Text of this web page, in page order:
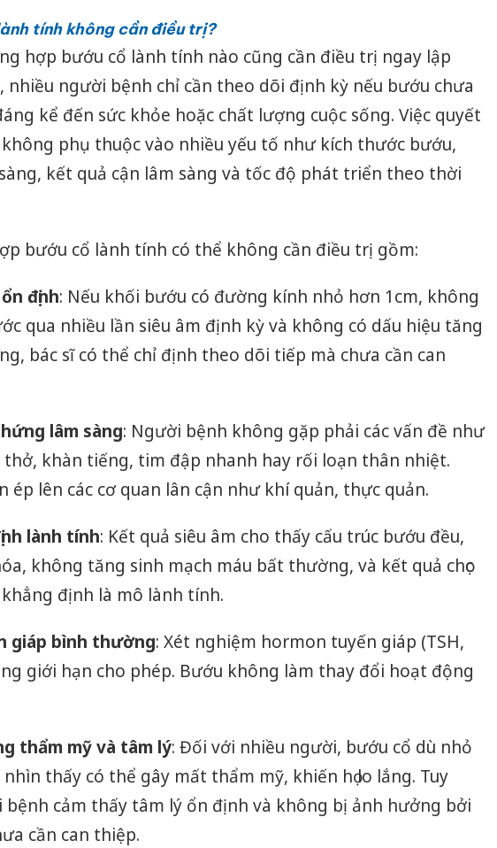
tính không cần điều trị?
hợp bướu cổ lành tính nào cũng cần điều trị ngay lập
nhiều người bệnh chỉ cần theo dõi định kỳ nếu bướu chưa
kể đến sức khỏe hoặc chất lượng cuộc sống. Việc quyết
phụ thuộc vào nhiều yếu tố như kích thước bướu,
kết quả cận lâm sàng và tốc độ phát triển theo thời
bướu cổ lành tính có thể không cần điều trị gồm:
định: Nếu khối bướu có đường kính nhỏ hơn 1cm, không
qua nhiều lần siêu âm định kỳ và không có dấu hiệu tăng
bác sĩ có thể chỉ định theo dõi tiếp mà chưa cần can
lâm sàng: Người bệnh không gặp phải các vấn đề như
khàn tiếng, tim đập nhanh hay rối loạn thân nhiệt.
ép lên các cơ quan lân cận như khí quản, thực quản.
lành tính: Kết quả siêu âm cho thấy cấu trúc bướu đều,
không tăng sinh mạch máu bất thường, và kết quả chọc
định là mô lành tính.
giáp bình thường: Xét nghiệm hormon tuyến giáp (TSH,
giới hạn cho phép. Bướu không làm thay đổi hoạt động
thẩm mỹ và tâm lý: Đối với nhiều người, bướu cổ dù nhỏ
thấy có thể gây mất thẩm mỹ, khiến họ lo lắng. Tuy
bệnh cảm thấy tâm lý ổn định và không bị ảnh hưởng bởi
cần can thiệp.
Cà Mau:
sản phẩm
bảo vệ
kinh doanh